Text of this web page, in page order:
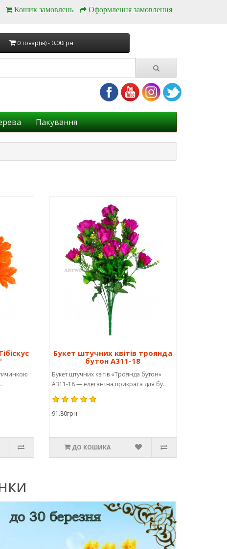
Кошик замовлень Оформлення замовлення
0 товар(ів) - 0.00грн
Пакування
тичинкою
Букет штучних квітів троянда
бутон А311-18
Букет штучних квітів «Троянда бутон»
А311-18 — елегантна прикраса для бу..
91.80грн
ДО КОШИКА